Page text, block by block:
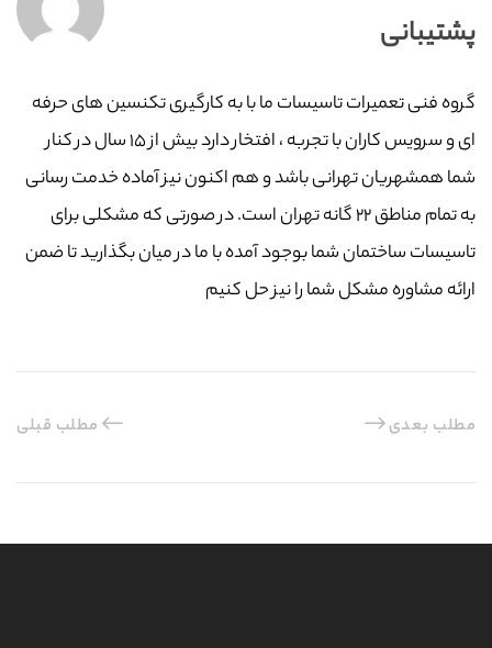
پشتیبانی
گروه فنی تعمیرات تاسیسات ما با به‌ کارگیری تکنسین های حرفه
ای و سرویس کاران با تجربه ، افتخار دارد بیش از ۱۵ سال در کنار
شما همشهریان تهرانی باشد و هم اکنون نیز آماده خدمت رسانی
به تمام مناطق ۲۲ گانه تهران است. در صورتی که مشکلی برای
تاسیسات ساختمان شما بوجود آمده با ما در میان بگذارید تا ضمن
ارائه مشاوره مشکل شما را نیز حل کنیم
مطلب قبلی مطلب بعدی